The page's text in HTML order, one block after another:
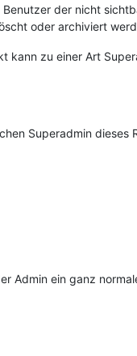
Benutzer der nicht
oder archiviert
kann zu einer Art
Superadmin
Admin ein ganz